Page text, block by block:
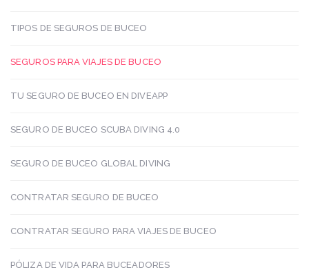
TIPOS DE SEGUROS DE BUCEO
SEGUROS PARA VIAJES DE BUCEO
TU SEGURO DE BUCEO EN DIVEAPP
SEGURO DE BUCEO SCUBA DIVING 4.0
SEGURO DE BUCEO GLOBAL DIVING
CONTRATAR SEGURO DE BUCEO
CONTRATAR SEGURO PARA VIAJES DE BUCEO
PÓLIZA DE VIDA PARA BUCEADORES